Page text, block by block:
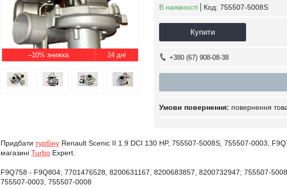
–10% 24 дні
В наявності Код: 755507-5008S
Купити
+380 (67) 908-08-38
повернення
Придбати турбіну Renault Scenic II 1.9 DCI 130 HP, 755507-5008S, 755507-0003,
магазині Turbo Expert.
F9Q758 - F9Q804; 7701476528, 8200631167, 8200683857, 8200732947; 755507-
755507-0003, 755507-0008